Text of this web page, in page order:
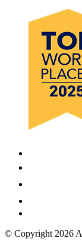
© Copyright 2026